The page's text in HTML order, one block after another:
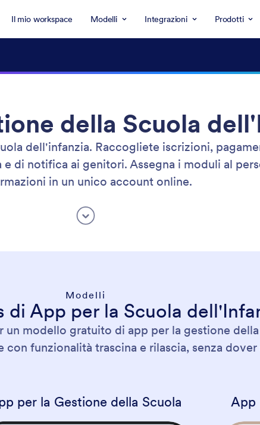
Il mio workspace Modelli Integrazioni Prodotti
della Scuola
dell'infanzia. Raccogliete iscrizioni,
di notifica ai genitori. Assegna i moduli al
in un unico account online.
Modelli
di App per la Scuola
un modello gratuito di app per la gestione
funzionalità trascina e rilascia, senza
per la Gestione della Scuola App